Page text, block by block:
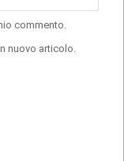
commento.
nuovo articolo.